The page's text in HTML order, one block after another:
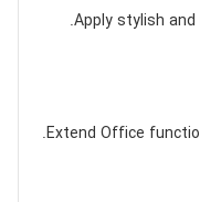
Apply stylish
Extend Office